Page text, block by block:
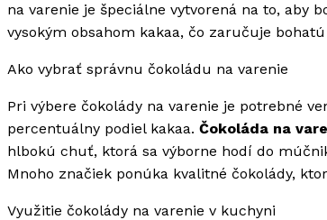
na varenie je špeciálne vytvorená na to, aby
vysokým obsahom kakaa, čo zaručuje
Ako vybrať správnu čokoládu na varenie
Pri výbere čokolády na varenie je potrebné
percentuálny podiel kakaa. Čokoláda na
hlbokú chuť, ktorá sa výborne hodí do
Mnoho značiek ponúka kvalitné čokolády,
Využitie čokolády na varenie v kuchyni